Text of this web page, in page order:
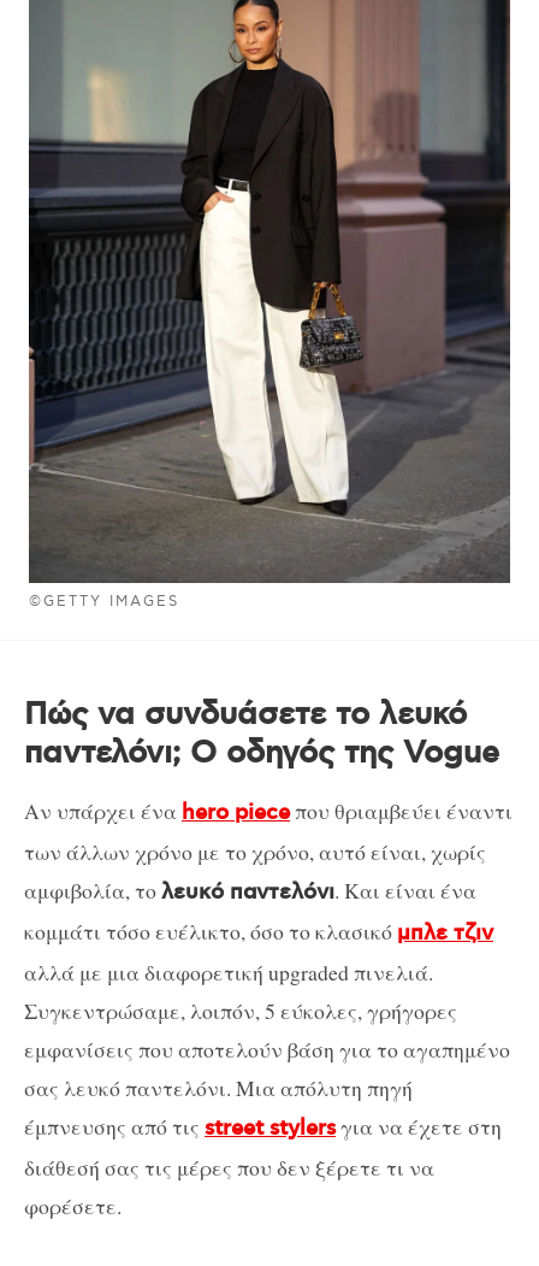
©GETTY IMAGES
Πώς να συνδυάσετε το λευκό
παντελόνι; Ο οδηγός της Vogue
Αν υπάρχει ένα hero pieceπου θριαμβεύει έναντι
των άλλων χρόνο με το χρόνο, αυτό είναι, χωρίς
αμφιβολία, τολευκό παντελόνι. Και είναι ένα
κομμάτι τόσο ευέλικτο, όσο το κλασικό μπλε τζιν
αλλά με μια διαφορετική upgraded πινελιά.
Συγκεντρώσαμε, λοιπόν, 5 εύκολες, γρήγορες
εμφανίσεις που αποτελούν βάση για το αγαπημένο
σας λευκό παντελόνι. Μια απόλυτη πηγή
έμπνευσης από τις street stylersγια να έχετε στη
διάθεσή σας τις μέρες που δεν ξέρετε τι να
φορέσετε.